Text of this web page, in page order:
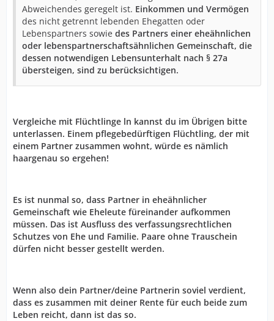
Abweichendes geregelt ist. Einkommen und Vermögen
des nicht getrennt lebenden Ehegatten oder
Lebenspartners sowie des Partners einer eheähnlichen
oder lebenspartnerschaftsähnlichen Gemeinschaft, die
dessen notwendigen Lebensunterhalt nach § 27a
übersteigen, sind zu berücksichtigen.
Vergleiche mit Flüchtlinge ln kannst du im Übrigen bitte
unterlassen. Einem pflegebedürftigen Flüchtling, der mit
einem Partner zusammen wohnt, würde es nämlich
haargenau so ergehen!
Es ist nunmal so, dass Partner in eheähnlicher
Gemeinschaft wie Eheleute füreinander aufkommen
müssen. Das ist Ausfluss des verfassungsrechtlichen
Schutzes von Ehe und Familie. Paare ohne Trauschein
dürfen nicht besser gestellt werden.
Wenn also dein Partner/deine Partnerin soviel verdient,
dass es zusammen mit deiner Rente für euch beide zum
Leben reicht, dann ist das so.